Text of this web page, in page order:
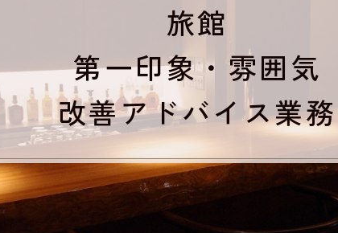
旅館
第一印象・雰囲気
改善アドバイス業務